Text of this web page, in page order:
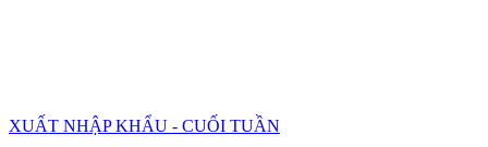
XUẤT NHẬP KHẨU - CUỐI TUẦN